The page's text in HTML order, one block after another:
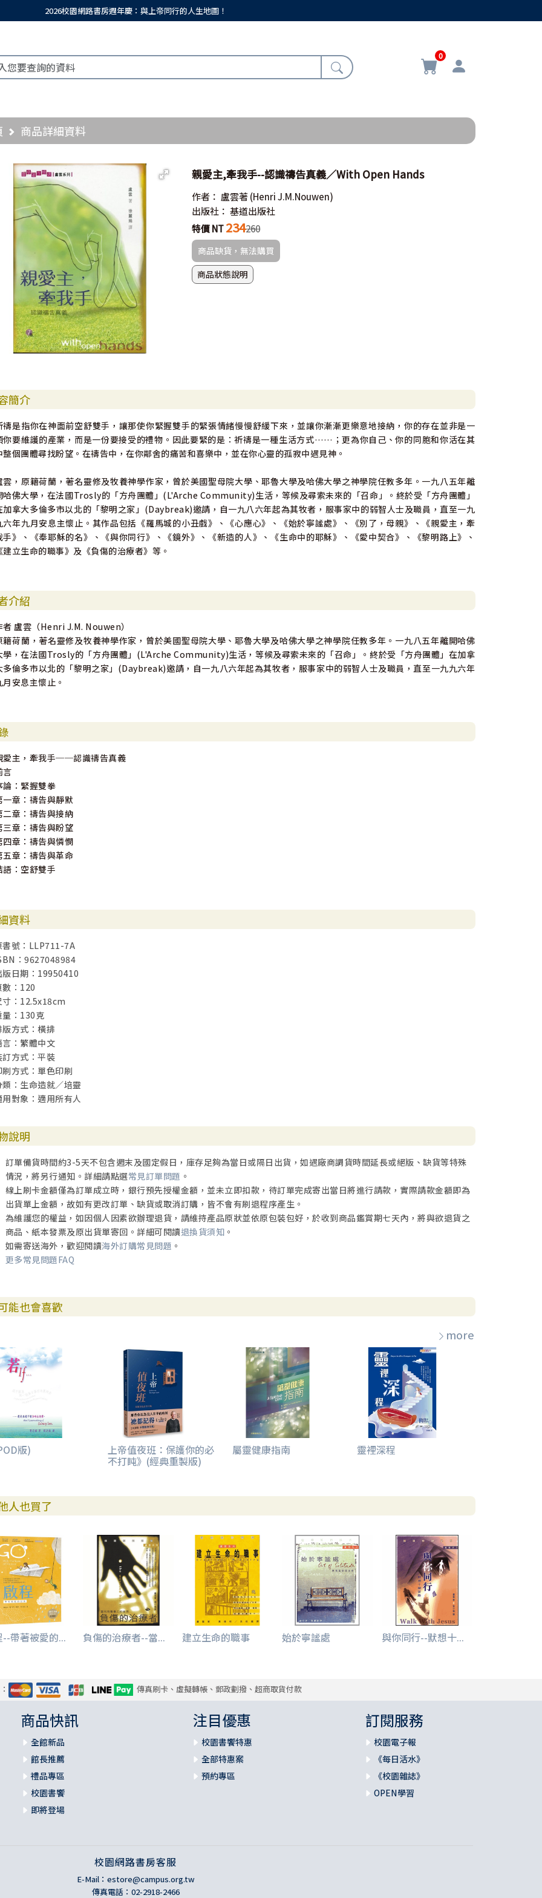
2026校園網路書房週年慶：與上帝同行的人生地圖！
0
商品詳細資料
親愛主,牽我手--認識禱告真義／With Open Hands
作者： 盧雲著(Henri J.M.Nouwen)
出版社： 基道出版社
特價 NT234260
商品缺貨，無法購買
商品狀態說明
簡介
禱是指你在神面前空舒雙手，讓那使你緊握雙手的緊張情緒慢慢舒緩下來，並讓你漸漸更樂意地接納，你的存在並非是一
你要維護的產業，而是一份要接受的禮物。因此要緊的是：祈禱是一種生活方式……；更為你自己、你的同胞和你活在其
整個團體尋找盼望。在禱告中，在你鄰舍的痛苦和喜樂中，並在你心靈的孤寂中遇見神。
雲，原籍荷蘭，著名靈修及牧養神學作家，曾於美國聖母院大學、耶魯大學及哈佛大學之神學院任教多年。一九八五年離
哈佛大學，在法國Trosly的「方舟團體」(L'Arche Community)生活，等候及尋索未來的「召命」。終於受「方舟團體」
加拿大多倫多市以北的「黎明之家」(Daybreak)邀請，自一九八六年起為其牧者，服事家中的弱智人士及職員，直至一九
六年九月安息主懷止。其作品包括《羅馬城的小丑戲》、《心應心》、《始於寧謐處》、《別了，母親》、《親愛主，牽
手》、《奉耶穌的名》、《與你同行》、《鏡外》、《新造的人》、《生命中的耶穌》、《愛中契合》、《黎明路上》、
建立生命的職事》及《負傷的治療者》等。
介紹
者 盧雲（Henri J.M. Nouwen）
籍荷蘭，著名靈修及牧養神學作家，曾於美國聖母院大學、耶魯大學及哈佛大學之神學院任教多年。一九八五年離開哈佛
學，在法國Trosly的「方舟團體」(L'Arche Community)生活，等候及尋索未來的「召命」。終於受「方舟團體」在加拿
多倫多市以北的「黎明之家」(Daybreak)邀請，自一九八六年起為其牧者，服事家中的弱智人士及職員，直至一九九六年
月安息主懷止。
愛主，牽我手──認識禱告真義
言
論：緊握雙拳
一章：禱告與靜默
二章：禱告與接納
三章：禱告與盼望
四章：禱告與憐憫
五章：禱告與革命
語：空舒雙手
資料
書號：LLP711-7A
：9627048984
版日期：19950410
數：120
寸：12.5x18cm
量：130克
版方式：橫排
言：繁體中文
訂方式：平裝
刷方式：單色印刷
類：生命造就／培靈
用對象：適用所有人
說明
訂單備貨時間約3-5天不包含週末及國定假日，庫存足夠為當日或隔日出貨，如遇廠商調貨時間延長或絕版、缺貨等特殊
情況，將另行通知。詳細請點選常見訂單問題 。
線上刷卡金額僅為訂單成立時，銀行預先授權金額，並未立即扣款，待訂單完成寄出當日將進行請款，實際請款金額即為
出貨單上金額，故如有更改訂單、缺貨或取消訂購，皆不會有刷退程序產生。
為維護您的權益，如因個人因素欲辦理退貨，請維持產品原狀並依原包裝包好，於收到商品鑑賞期七天內，將與欲退貨之
商品、紙本發票及原出貨單寄回。詳細可閱讀退換貨須知 。
如需寄送海外，歡迎閱讀海外訂購常見問題 。
更多常見問題FAQ
能也會喜歡
more
版) 上帝值夜班：保護你的必
不打盹》(經典重製版)
屬靈健康指南 靈裡深程
人也買了
--帶著被愛的... 負傷的治療者--當... 建立生命的職事 始於寧謐處 與你同行--默想十...
傳真刷卡、虛擬轉帳、郵政劃撥、超商取貨付款
商品快訊
全館新品
館長推薦
禮品專區
校園書饗
即將登場
注目優惠
校園書饗特惠
全部特惠案
預約專區
訂閱服務
校園電子報
《每日活水》
《校園雜誌》
OPEN學習
校園網路書房客服
E-Mail： estore@campus.org.tw
傳真電話：02-2918-2466